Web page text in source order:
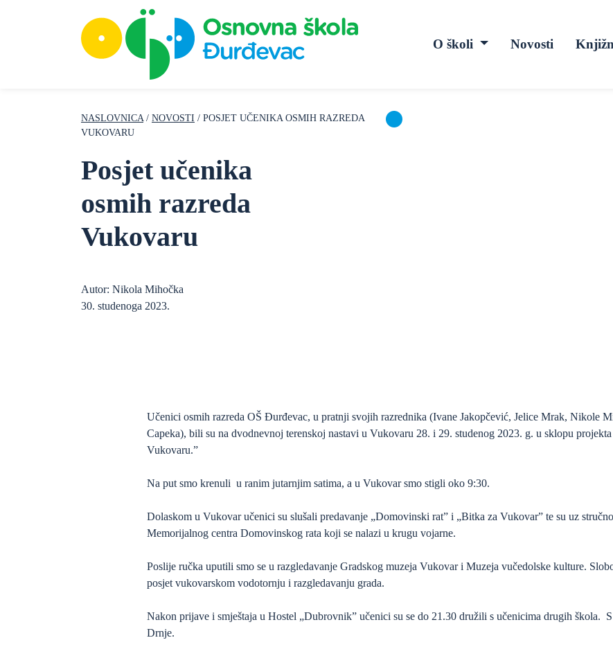
O školi Novosti
NASLOVNICA / NOVOSTI / POSJET UČENIKA OSMIH RAZREDA
VUKOVARU
Posjet učenika
osmih razreda
Vukovaru
Autor: Nikola Mihočka
30. studenoga 2023.
Učenici osmih razreda OŠ Đurđevac, u pratnji svojih razrednika (Ivane Jakopčević, Jelice Mrak, Nikole
Capeka), bili su na dvodnevnoj terenskoj nastavi u Vukovaru 28. i 29. studenog 2023. g. u sklopu projekta
Vukovaru.”
Na put smo krenuli u ranim jutarnjim satima, a u Vukovar smo stigli oko 9:30.
Dolaskom u Vukovar učenici su slušali predavanje „Domovinski rat” i „Bitka za Vukovar” te su uz
Memorijalnog centra Domovinskog rata koji se nalazi u krugu vojarne.
Poslije ručka uputili smo se u razgledavanje Gradskog muzeja Vukovar i Muzeja vučedolske kulture.
posjet vukovarskom vodotornju i razgledavanju grada.
Nakon prijave i smještaja u Hostel „Dubrovnik” učenici su se do 21.30 družili s učenicima drugih škola.
Drnje.